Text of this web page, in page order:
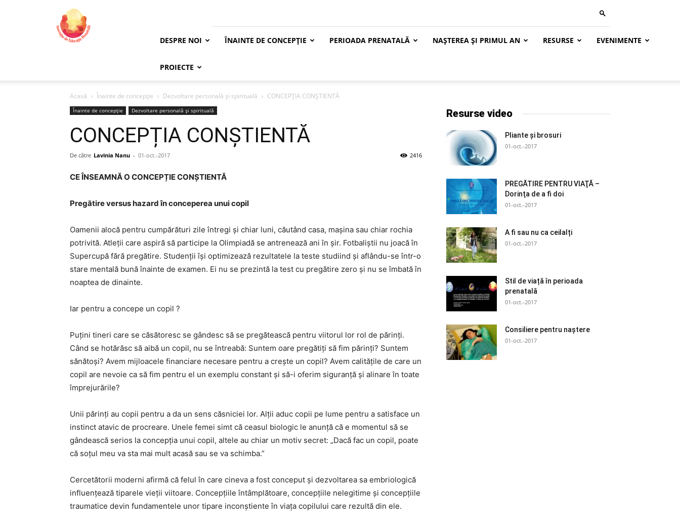
DESPRE NOI ÎNAINTE DE CONCEPȚIE PERIOADA PRENATALĂ NAȘTEREA ȘI PRIMUL AN RESURSE EVENIMENTE
PROIECTE
Acasă Înainte de concepție Dezvoltare personală și spirituală CONCEPȚIA CONȘTIENTĂ
Înainte de concepție Dezvoltare personală și spirituală
CONCEPȚIA CONȘTIENTĂ
De către Lavinia Nanu - 01-oct.-2017 2416
CE ÎNSEAMNĂ O CONCEPȚIE CONȘTIENTĂ
Pregătire versus hazard în conceperea unui copil
Oamenii alocă pentru cumpărături zile întregi și chiar luni, căutând casa, mașina sau chiar rochia
potrivită. Atleții care aspiră să participe la Olimpiadă se antrenează ani în șir. Fotbaliștii nu joacă în
Supercupă fără pregătire. Studenții își optimizează rezultatele la teste studiind și aflându-se într-o
stare mentală bună înainte de examen. Ei nu se prezintă la test cu pregătire zero și nu se îmbată în
noaptea de dinainte.
Iar pentru a concepe un copil ?
Puțini tineri care se căsătoresc se gândesc să se pregătească pentru viitorul lor rol de părinți.
Când se hotărăsc să aibă un copil, nu se întreabă: Suntem oare pregătiți să fim părinți? Suntem
sănătoși? Avem mijloacele financiare necesare pentru a crește un copil? Avem calitățile de care un
copil are nevoie ca să fim pentru el un exemplu constant și să-i oferim siguranță și alinare în toate
împrejurările?
Unii părinți au copii pentru a da un sens căsniciei lor. Alții aduc copii pe lume pentru a satisface un
instinct atavic de procreare. Unele femei simt că ceasul biologic le anunță că e momentul să se
gândească serios la concepția unui copil, altele au chiar un motiv secret: „Dacă fac un copil, poate
că soțul meu va sta mai mult acasă sau se va schimba.”
Cercetătorii moderni afirmă că felul în care cineva a fost conceput și dezvoltarea sa embriologică
influențează tiparele vieții viitoare. Concepțiile întâmplătoare, concepțiile nelegitime și concepțiile
traumatice devin fundamentele unor tipare inconștiente în viața copilului care rezultă din ele.
Resurse video
Pliante și brosuri
01-oct.-2017
PREGĂTIRE PENTRU VIAŢĂ –
Dorinţa de a fi doi
01-oct.-2017
A fi sau nu ca ceilalți
01-oct.-2017
Stil de viață în perioada
prenatală
01-oct.-2017
Consiliere pentru naștere
01-oct.-2017